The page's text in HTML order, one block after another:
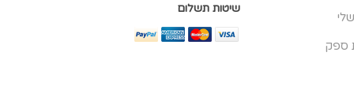
ספק
שיטות תשלום